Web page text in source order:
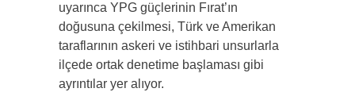
uyarınca YPG güçlerinin Fırat’ın
doğusuna çekilmesi, Türk ve Amerikan
taraflarının askeri ve istihbari unsurlarla
ilçede ortak denetime başlaması gibi
ayrıntılar yer alıyor.